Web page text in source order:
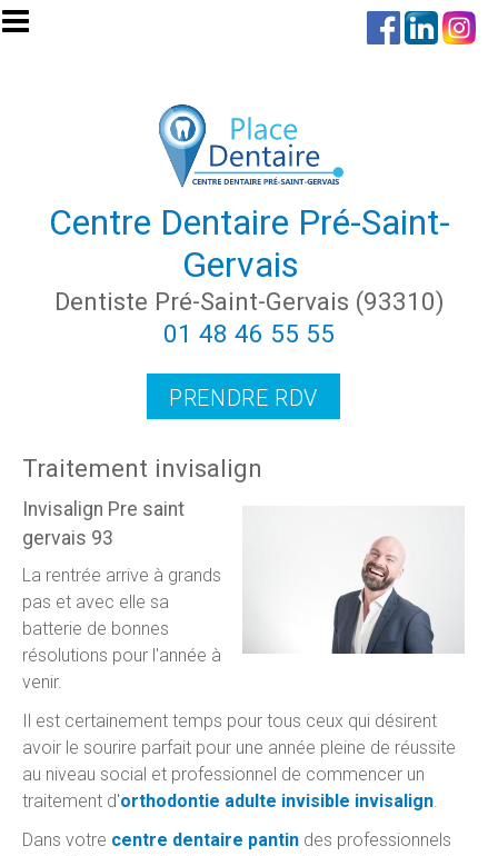
Aller au contenu principal
Centre Dentaire Pré-Saint-
Gervais
Dentiste Pré-Saint-Gervais (93310)
01 48 46 55 55
PRENDRE RDV
Traitement invisalign
Invisalign Pre saint
gervais 93
La rentrée arrive à grands
pas et avec elle sa
batterie de bonnes
résolutions pour l'année à
venir.
Il est certainement temps pour tous ceux qui désirent
avoir le sourire parfait pour une année pleine de réussite
au niveau social et professionnel de commencer un
traitement d'orthodontie adulte invisible invisalign.
Dans votre centre dentaire pantin des professionnels